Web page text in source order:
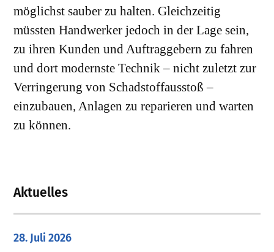
möglichst sauber zu halten. Gleichzeitig
müssten Handwerker jedoch in der Lage sein,
zu ihren Kunden und Auftraggebern zu fahren
und dort modernste Technik – nicht zuletzt zur
Verringerung von Schadstoffausstoß –
einzubauen, Anlagen zu reparieren und warten
zu können.
Aktuelles
28. Juli 2026